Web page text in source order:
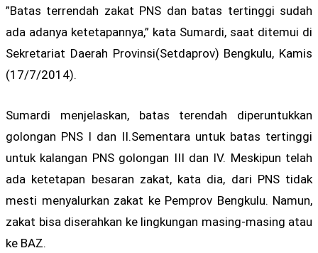
”Batas terrendah zakat PNS dan batas tertinggi sudah
ada adanya ketetapannya,” kata Sumardi, saat ditemui di
Sekretariat Daerah Provinsi(Setdaprov) Bengkulu, Kamis
(17/7/2014).
Sumardi menjelaskan, batas terendah diperuntukkan
golongan PNS I dan II.Sementara untuk batas tertinggi
untuk kalangan PNS golongan III dan IV. Meskipun telah
ada ketetapan besaran zakat, kata dia, dari PNS tidak
mesti menyalurkan zakat ke Pemprov Bengkulu. Namun,
zakat bisa diserahkan ke lingkungan masing-masing atau
ke BAZ.